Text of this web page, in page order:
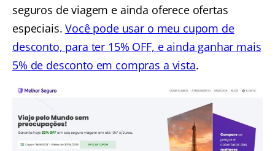
seguros de viagem e ainda oferece ofertas
especiais.Você pode usar o meu cupom de
desconto, para ter 15% OFF, e ainda ganhar mais
5% de desconto em compras a vista.